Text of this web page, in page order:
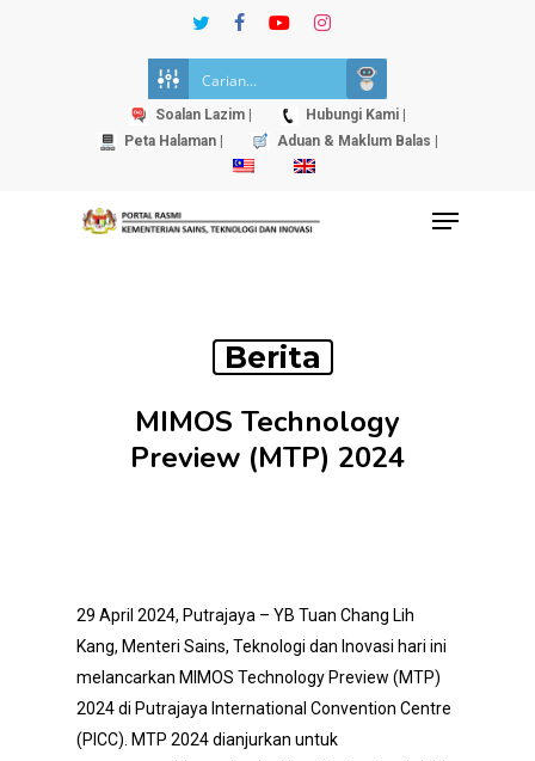
twitterfacebookyoutubeinstagram
Soalan Lazim |
Hubungi Kami |
Peta Halaman |
Aduan & Maklum Balas |
Menu
Berita
MIMOS Technology
Preview (MTP) 2024
29 April 2024, Putrajaya – YB Tuan Chang Lih
Kang, Menteri Sains, Teknologi dan Inovasi hari ini
melancarkan MIMOS Technology Preview (MTP)
2024 di Putrajaya International Convention Centre
(PICC). MTP 2024 dianjurkan untuk